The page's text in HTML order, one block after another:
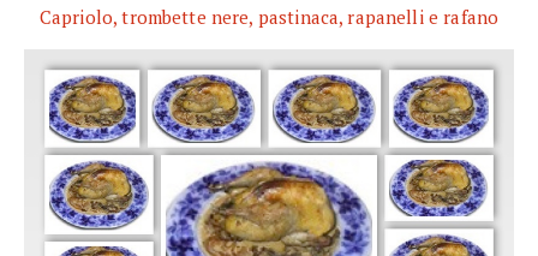
Capriolo, trombette nere, pastinaca, rapanelli e rafano